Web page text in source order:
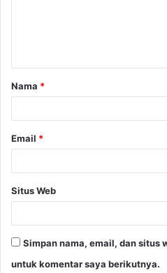
Nama *
Email *
Situs Web
Simpan nama, email, dan situs
untuk komentar saya berikutnya.